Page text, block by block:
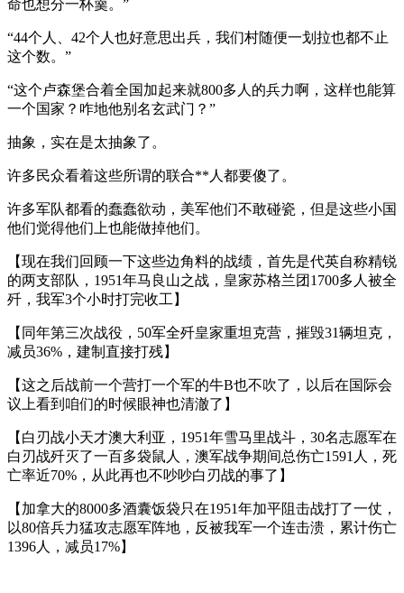
命也想分一杯羹。”
“44个人、42个人也好意思出兵，我们村随便一划拉也都不止
这个数。”
“这个卢森堡合着全国加起来就800多人的兵力啊，这样也能算
一个国家？咋地他别名玄武门？”
抽象，实在是太抽象了。
许多民众看着这些所谓的联合**人都要傻了。
许多军队都看的蠢蠢欲动，美军他们不敢碰瓷，但是这些小国
他们觉得他们上也能做掉他们。
【现在我们回顾一下这些边角料的战绩，首先是代英自称精锐
的两支部队，1951年马良山之战，皇家苏格兰团1700多人被全
歼，我军3个小时打完收工】
【同年第三次战役，50军全歼皇家重坦克营，摧毁31辆坦克，
减员36%，建制直接打残】
【这之后战前一个营打一个军的牛B也不吹了，以后在国际会
议上看到咱们的时候眼神也清澈了】
【白刃战小天才澳大利亚，1951年雪马里战斗，30名志愿军在
白刃战歼灭了一百多袋鼠人，澳军战争期间总伤亡1591人，死
亡率近70%，从此再也不吵吵白刃战的事了】
【加拿大的8000多酒囊饭袋只在1951年加平阻击战打了一仗，
以80倍兵力猛攻志愿军阵地，反被我军一个连击溃，累计伤亡
1396人，减员17%】